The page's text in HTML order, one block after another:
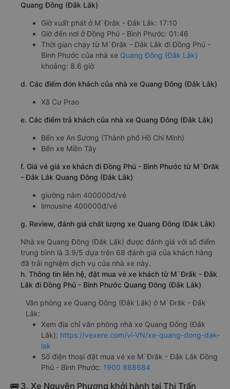
Quang Đông (Đắk Lắk)
Giờ xuất phát ở M`Đrăk - Đắk Lắk: 17:10
Giờ đến nơi ở Đồng Phú - Bình Phước: 01:46
Thời gian chạy từ M`Đrăk - Đắk Lắk đi Đồng Phú -
Bình Phước của nhà xe Quang Đông (Đắk Lắk)
khoảng: 8.6 giờ
d. Các điểm đón khách của nhà xe Quang Đông (Đắk Lắk)
Xã Cư Prao
e. Các điểm trả khách của nhà xe Quang Đông (Đắk Lắk)
Bến xe An Sương (Thành phố Hồ Chí Minh)
Bến xe Miền Tây
f. Giá vé giá xe khách đi Đồng Phú - Bình Phước từ M`Đrăk
- Đắk Lắk Quang Đông (Đắk Lắk)
giường nằm 400000đ/vé
limousine 400000đ/vé
g. Review, đánh giá chất lượng xe Quang Đông (Đắk Lắk)
Nhà xe Quang Đông (Đắk Lắk) được đánh giá với số điểm
trung bình là 3.9/5 dựa trên 68 đánh giá của khách hàng
đã trải nghiệm dịch vụ của nhà xe này.
h. Thông tin liên hệ, đặt mua vé xe khách từ M`Đrăk - Đắk
Lắk đi Đồng Phú - Bình Phước Quang Đông (Đắk Lắk)
Văn phòng xe Quang Đông (Đắk Lắk) ở M`Đrăk - Đắk
Lắk:
Xem địa chỉ văn phòng nhà xe Quang Đông (Đắk
Lắk): https://vexere.com/vi-VN/xe-quang-dong-dak-
lak
Số điện thoại đặt mua vé xe M`Đrăk - Đắk Lắk Đồng
Phú - Bình Phước: 1900 888684
🚌 3. Xe Nguyên Phương khởi hành tại Thị Trấn